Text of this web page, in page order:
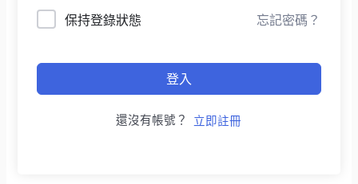
保持登錄狀態 忘記密碼？
登入
還沒有帳號？ 立即註冊